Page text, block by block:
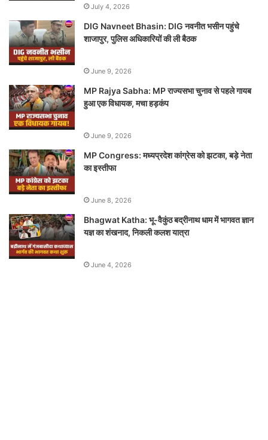
July 4, 2026
DIG Navneet Bhasin: DIG नवनीत भसीन पहुंचे
शाजापुर, पुलिस अधिकारियों की ली बैठक
June 9, 2026
MP Rajya Sabha: MP राज्यसभा चुनाव से पहले गायब
हुआ एक विधायक, मचा हड़कंप
June 9, 2026
MP Congress: मध्यप्रदेश कांग्रेस को झटका, बड़े नेता
का इस्तीफा
June 8, 2026
Bhagwat Katha: भू-वैकुंठ बद्रीनाथ धाम में भागवत ज्ञान
यज्ञ का शंखनाद, निकली कलश यात्रा
June 4, 2026